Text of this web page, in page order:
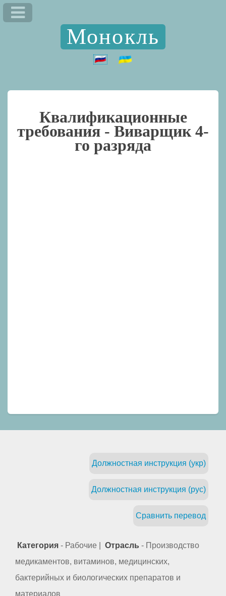
Монокль
Квалификационные
требования - Виварщик 4-
го разряда
Должностная инструкция (укр)
Должностная инструкция (рус)
Сравнить перевод
Категория - Рабочие | Отрасль - Производство
медикаментов, витаминов, медицинских,
бактерийных и биологических препаратов и
материалов